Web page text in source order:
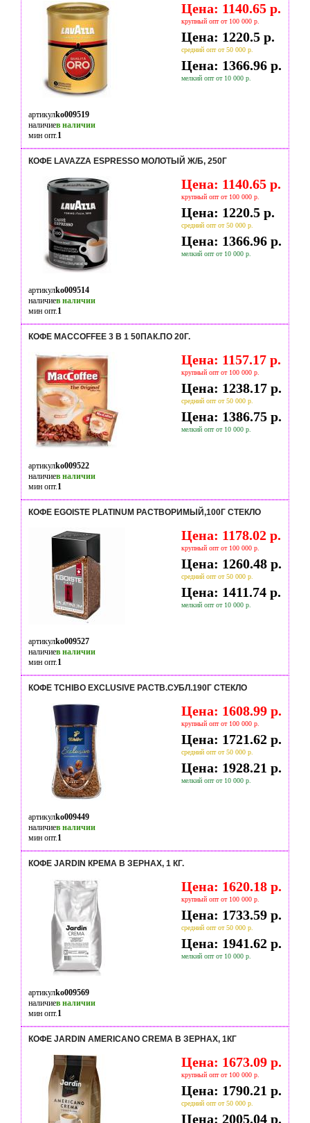
Цена: 1140.65 р.
крупный опт от 100 000 р.
Цена: 1220.5 р.
средний опт от 50 000 р.
Цена: 1366.96 р.
мелкий опт от 10 000 р.
артикулko009519
наличиев наличии
мин опт.1
КОФЕ LAVAZZA ESPRESSO МОЛОТЫЙ Ж/Б, 250Г
Цена: 1140.65 р.
крупный опт от 100 000 р.
Цена: 1220.5 р.
средний опт от 50 000 р.
Цена: 1366.96 р.
мелкий опт от 10 000 р.
артикулko009514
наличиев наличии
мин опт.1
КОФЕ MACCOFFEE 3 В 1 50ПАК.ПО 20Г.
Цена: 1157.17 р.
крупный опт от 100 000 р.
Цена: 1238.17 р.
средний опт от 50 000 р.
Цена: 1386.75 р.
мелкий опт от 10 000 р.
артикулko009522
наличиев наличии
мин опт.1
КОФЕ EGOISTE PLATINUM РАСТВОРИМЫЙ,100Г СТЕКЛО
Цена: 1178.02 р.
крупный опт от 100 000 р.
Цена: 1260.48 р.
средний опт от 50 000 р.
Цена: 1411.74 р.
мелкий опт от 10 000 р.
артикулko009527
наличиев наличии
мин опт.1
КОФЕ TCHIBO EXCLUSIVE РАСТВ.СУБЛ.190Г СТЕКЛО
Цена: 1608.99 р.
крупный опт от 100 000 р.
Цена: 1721.62 р.
средний опт от 50 000 р.
Цена: 1928.21 р.
мелкий опт от 10 000 р.
артикулko009449
наличиев наличии
мин опт.1
КОФЕ JARDIN КРЕМА В ЗЕРНАХ, 1 КГ.
Цена: 1620.18 р.
крупный опт от 100 000 р.
Цена: 1733.59 р.
средний опт от 50 000 р.
Цена: 1941.62 р.
мелкий опт от 10 000 р.
артикулko009569
наличиев наличии
мин опт.1
КОФЕ JARDIN AMERICANO CREMA В ЗЕРНАХ, 1КГ
Цена: 1673.09 р.
крупный опт от 100 000 р.
Цена: 1790.21 р.
средний опт от 50 000 р.
Цена: 2005.04 р.